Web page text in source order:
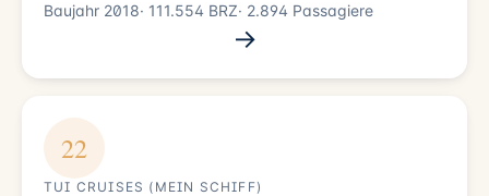
Baujahr 2018· 111.554 BRZ· 2.894 Passagiere
→
22
TUI CRUISES (MEIN SCHIFF)